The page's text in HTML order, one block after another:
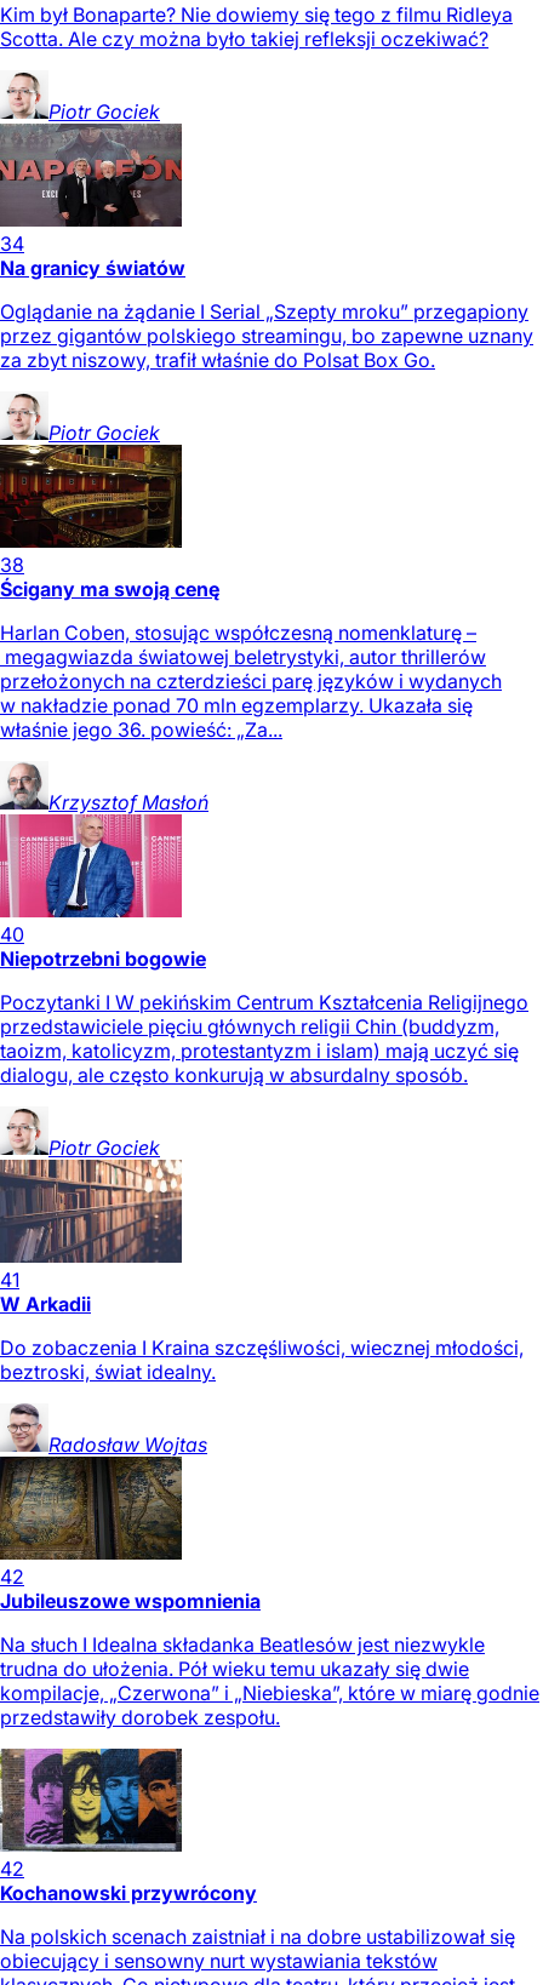
Kim był Bonaparte? Nie dowiemy się tego z filmu Ridleya
Scotta. Ale czy można było takiej refleksji oczekiwać?
Piotr Gociek
34
Na granicy światów
Oglądanie na żądanie I Serial „Szepty mroku” przegapiony
przez gigantów polskiego streamingu, bo zapewne uznany
za zbyt niszowy, trafił właśnie do Polsat Box Go.
Piotr Gociek
38
Ścigany ma swoją cenę
Harlan Coben, stosując współczesną nomenklaturę –
megagwiazda światowej beletrystyki, autor thrillerów
przełożonych na czterdzieści parę języków i wydanych
w nakładzie ponad 70 mln egzemplarzy. Ukazała się
właśnie jego 36. powieść: „Za...
Krzysztof Masłoń
40
Niepotrzebni bogowie
Poczytanki I W pekińskim Centrum Kształcenia Religijnego
przedstawiciele pięciu głównych religii Chin (buddyzm,
taoizm, katolicyzm, protestantyzm i islam) mają uczyć się
dialogu, ale często konkurują w absurdalny sposób.
Piotr Gociek
41
W Arkadii
Do zobaczenia I Kraina szczęśliwości, wiecznej młodości,
beztroski, świat idealny.
Radosław Wojtas
42
Jubileuszowe wspomnienia
Na słuch I Idealna składanka Beatlesów jest niezwykle
trudna do ułożenia. Pół wieku temu ukazały się dwie
kompilacje, „Czerwona” i „Niebieska”, które w miarę godnie
przedstawiły dorobek zespołu.
42
Kochanowski przywrócony
Na polskich scenach zaistniał i na dobre ustabilizował się
obiecujący i sensowny nurt wystawiania tekstów